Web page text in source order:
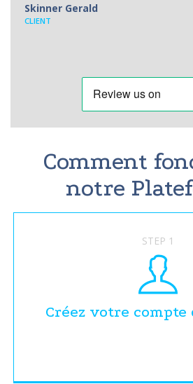
Skinner Gerald
CLIENT
Comment
notre
STEP 1
Créez votre compte